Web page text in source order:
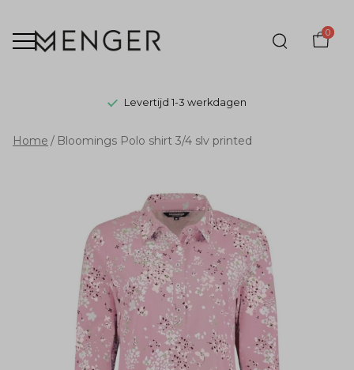
0
Levertijd 1-3 werkdagen
Bloomings
printed
Home Bloomings Polo shirt 3/4 slv printed